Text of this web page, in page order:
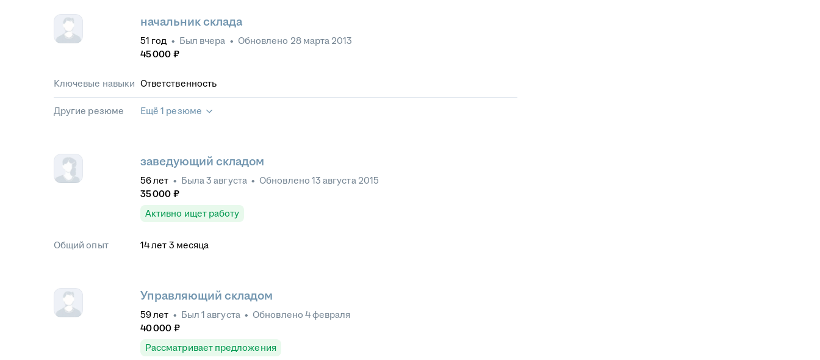
начальник склада
51 год • Был вчера • Обновлено 28 марта 2013
45 000 ₽
Ключевые навыки Ответственность
Другие резюме Ещё 1 резюме
заведующий складом
56лет • Была3 августа • Обновлено 13 августа 2015
35 000 ₽
Активно ищет работу
Общий опыт 14лет 3 месяца
Управляющий складом
59лет • Был 1 августа • Обновлено 4 февраля
40 000 ₽
Рассматривает предложения